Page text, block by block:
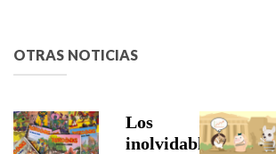
OTRAS NOTICIAS
Los
inolvidables